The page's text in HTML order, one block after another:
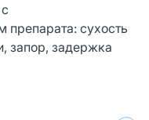
сухость
запор, задержка